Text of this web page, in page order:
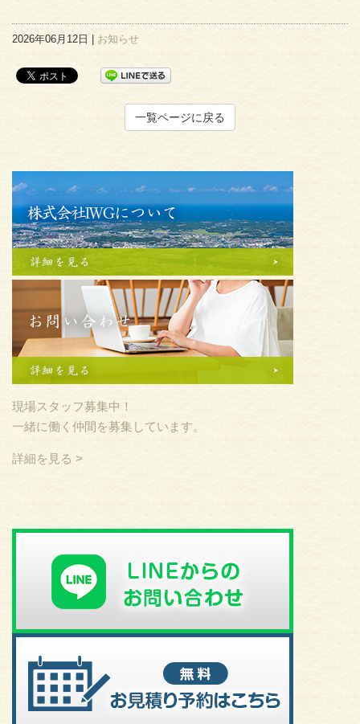
2026年06月12日 | お知らせ
一覧ページに戻る
現場スタッフ募集中！
一緒に働く仲間を募集しています。
詳細を見る >